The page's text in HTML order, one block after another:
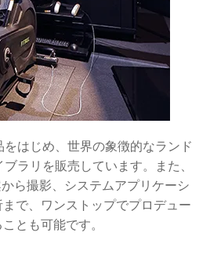
はじめ、世界の象徴的なランド
ラリを販売しています。また、
ら撮影、システムアプリケーシ
で、ワンストップでプロデュー
とも可能です。